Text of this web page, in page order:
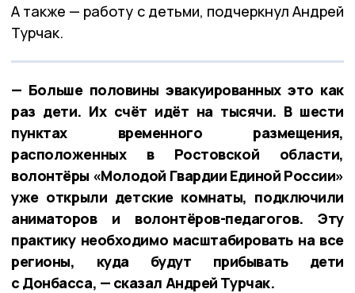
А также — работу с детьми, подчеркнул Андрей
Турчак.
— Больше половины эвакуированных это как
раз дети. Их счёт идёт на тысячи. В шести
пунктах временного размещения,
расположенных в Ростовской области,
волонтёры «Молодой Гвардии Единой России»
уже открыли детские комнаты, подключили
аниматоров и волонтёров-педагогов. Эту
практику необходимо масштабировать на все
регионы, куда будут прибывать дети
с Донбасса, — сказал Андрей Турчак.